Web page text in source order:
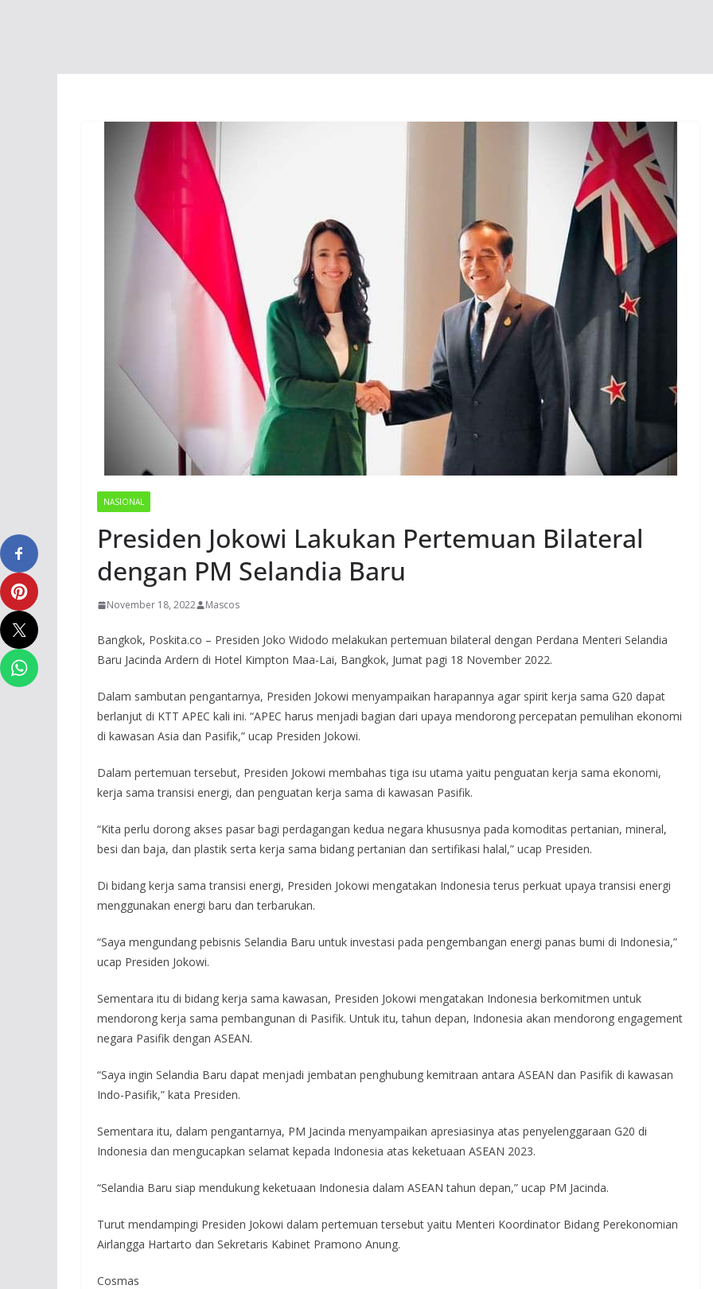
NASIONAL
Presiden Jokowi Lakukan Pertemuan Bilateral
dengan PM Selandia Baru
November 18, 2022 Mascos
Bangkok, Poskita.co – Presiden Joko Widodo melakukan pertemuan bilateral dengan Perdana Menteri Selandia
Baru Jacinda Ardern di Hotel Kimpton Maa-Lai, Bangkok, Jumat pagi 18 November 2022.
Dalam sambutan pengantarnya, Presiden Jokowi menyampaikan harapannya agar spirit kerja sama G20 dapat
berlanjut di KTT APEC kali ini. “APEC harus menjadi bagian dari upaya mendorong percepatan pemulihan ekonomi
di kawasan Asia dan Pasifik,” ucap Presiden Jokowi.
Dalam pertemuan tersebut, Presiden Jokowi membahas tiga isu utama yaitu penguatan kerja sama ekonomi,
kerja sama transisi energi, dan penguatan kerja sama di kawasan Pasifik.
“Kita perlu dorong akses pasar bagi perdagangan kedua negara khususnya pada komoditas pertanian, mineral,
besi dan baja, dan plastik serta kerja sama bidang pertanian dan sertifikasi halal,” ucap Presiden.
Di bidang kerja sama transisi energi, Presiden Jokowi mengatakan Indonesia terus perkuat upaya transisi energi
menggunakan energi baru dan terbarukan.
“Saya mengundang pebisnis Selandia Baru untuk investasi pada pengembangan energi panas bumi di Indonesia,”
ucap Presiden Jokowi.
Sementara itu di bidang kerja sama kawasan, Presiden Jokowi mengatakan Indonesia berkomitmen untuk
mendorong kerja sama pembangunan di Pasifik. Untuk itu, tahun depan, Indonesia akan mendorong engagement
negara Pasifik dengan ASEAN.
“Saya ingin Selandia Baru dapat menjadi jembatan penghubung kemitraan antara ASEAN dan Pasifik di kawasan
Indo-Pasifik,” kata Presiden.
Sementara itu, dalam pengantarnya, PM Jacinda menyampaikan apresiasinya atas penyelenggaraan G20 di
Indonesia dan mengucapkan selamat kepada Indonesia atas keketuaan ASEAN 2023.
“Selandia Baru siap mendukung keketuaan Indonesia dalam ASEAN tahun depan,” ucap PM Jacinda.
Turut mendampingi Presiden Jokowi dalam pertemuan tersebut yaitu Menteri Koordinator Bidang Perekonomian
Airlangga Hartarto dan Sekretaris Kabinet Pramono Anung.
Cosmas